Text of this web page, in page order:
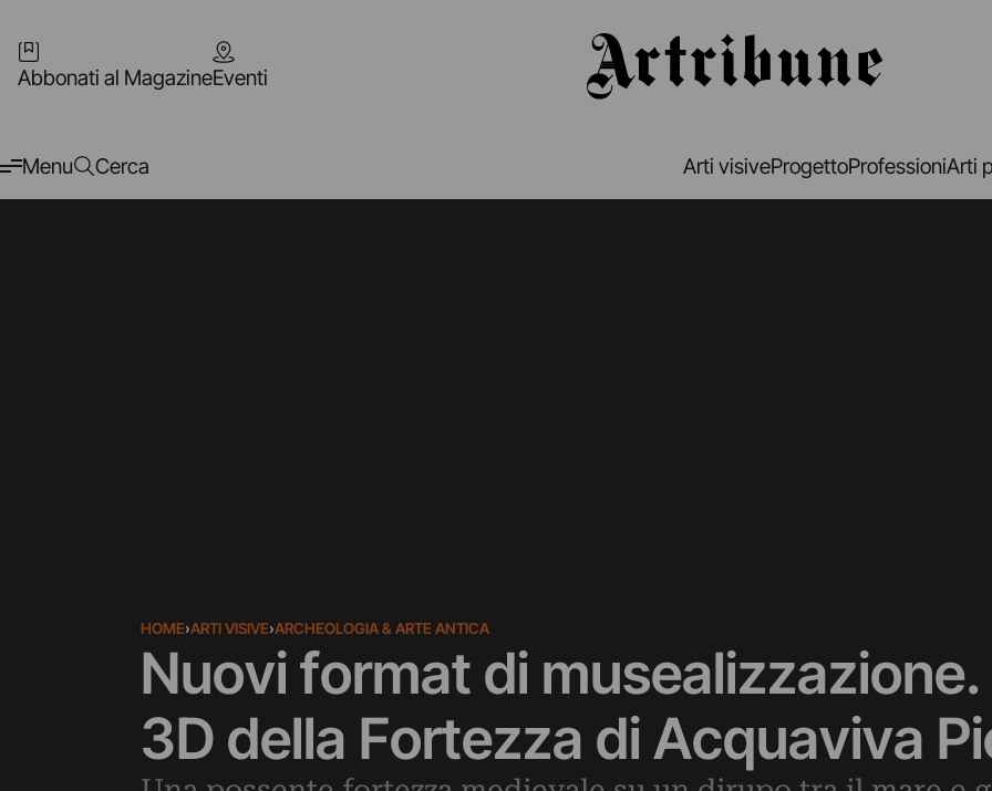
Abbonati al MagazineEventi
Menu Cerca Arti visiveProgettoProfessioniArti
HOME›ARTI VISIVE›ARCHEOLOGIA & ARTE ANTICA
Nuovi format di
3D della Fortezza di Acquaviva